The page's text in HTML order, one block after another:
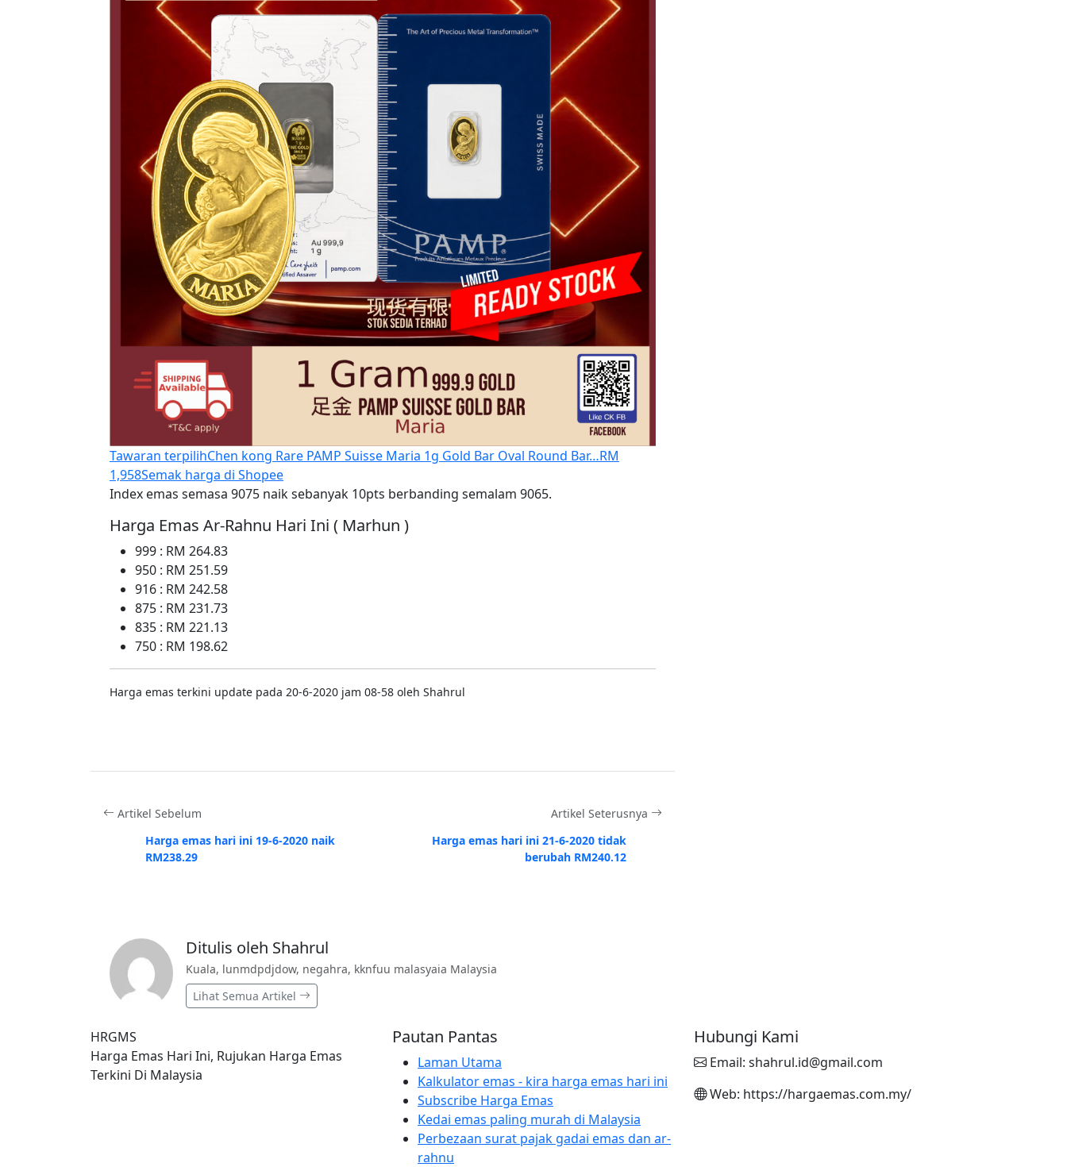
Tawaran terpilihChen kong Rare PAMP Suisse Maria 1g Gold Bar Oval Round Bar…RM
1,958Semak harga di Shopee
Index emas semasa 9075 naik sebanyak 10pts berbanding semalam 9065.
Harga Emas Ar-Rahnu Hari Ini ( Marhun )
999 : RM 264.83
950 : RM 251.59
916 : RM 242.58
875 : RM 231.73
835 : RM 221.13
750 : RM 198.62
Harga emas terkini update pada 20-6-2020 jam 08-58 oleh Shahrul
Artikel Sebelum
Harga emas hari ini 19-6-2020 naik
RM238.29
Artikel Seterusnya
Harga emas hari ini 21-6-2020 tidak
berubah RM240.12
Ditulis oleh Shahrul
Kuala, lunmdpdjdow, negahra, kknfuu malasyaia Malaysia
Lihat Semua Artikel
HRGMS
Harga Emas Hari Ini, Rujukan Harga Emas
Terkini Di Malaysia
Pautan Pantas
Laman Utama
Kalkulator emas - kira harga emas hari ini
Subscribe Harga Emas
Kedai emas paling murah di Malaysia
Perbezaan surat pajak gadai emas dan ar-
rahnu
Hubungi Kami
Email: shahrul.id@gmail.com
Web: https://hargaemas.com.my/